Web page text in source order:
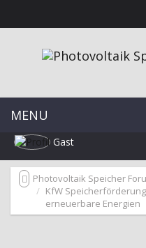
MENU
Gast
Photovoltaik Speicher
KfW
erneuerbare Energien